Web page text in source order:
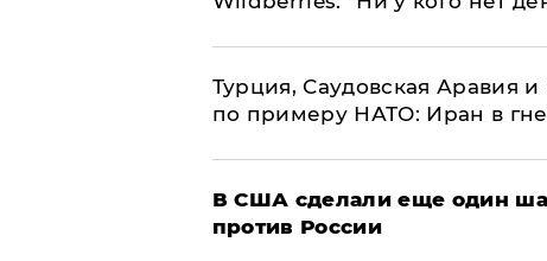
Турция, Саудовская Аравия
по примеру НАТО: Иран в
В США сделали еще один
против России